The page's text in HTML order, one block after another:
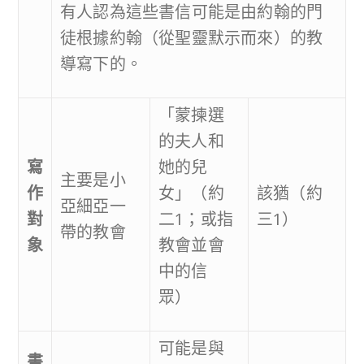
有人認為這些書信可能是由約翰的門
徒根據約翰（從聖靈默示而來）的教
導寫下的。
寫
作
對
象
主要是小
亞細亞一
帶的教會
「蒙揀選
的夫人和
她的兒
女」（約
二1；或指
教會並會
中的信
眾）
該猶（約
三1）
可能是與